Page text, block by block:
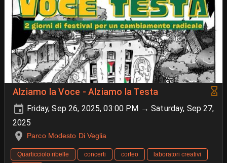
Alziamo la Voce - Alziamo la Testa
Friday, Sep 26, 2025, 03:00 PM → Saturday, Sep 27,
2025
Parco Modesto Di Veglia
Quarticciolo ribelle concerti corteo
laboratori creativi